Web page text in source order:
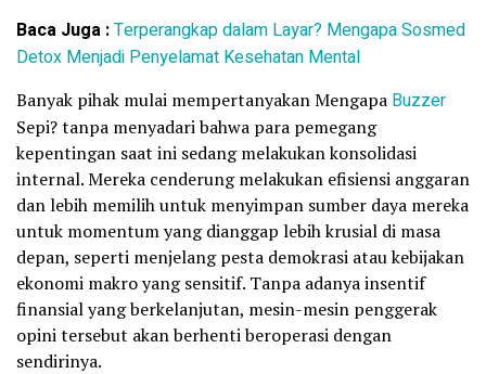
Baca Juga :Terperangkap dalam Layar? Mengapa Sosmed
Detox Menjadi Penyelamat Kesehatan Mental
Banyak pihak mulai mempertanyakan Mengapa Buzzer
Sepi? tanpa menyadari bahwa para pemegang
kepentingan saat ini sedang melakukan konsolidasi
internal. Mereka cenderung melakukan efisiensi anggaran
dan lebih memilih untuk menyimpan sumber daya mereka
untuk momentum yang dianggap lebih krusial di masa
depan, seperti menjelang pesta demokrasi atau kebijakan
ekonomi makro yang sensitif. Tanpa adanya insentif
finansial yang berkelanjutan, mesin-mesin penggerak
opini tersebut akan berhenti beroperasi dengan
sendirinya.